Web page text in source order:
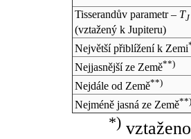
Tisserandův parametr – TJ
(vztažený k Jupiteru)
Největší přiblížení k Zemi
Nejjasnější ze Země**)
Nejdále od Země**)
Nejméně jasná ze Země**)
*)